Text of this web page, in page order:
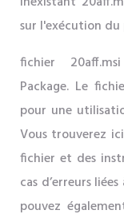
sur l'exécution du
fichier
Package. Le
pour une
Vous trouverez
fichier et des
cas d’erreurs
pouvez